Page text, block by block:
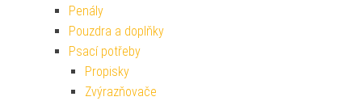
Penály
Pouzdra a doplňky
Psací potřeby
Propisky
Zvýrazňovače